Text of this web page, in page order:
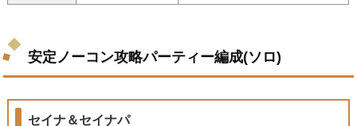
安定ノーコン攻略パーティー編成(ソロ)
セイナ＆セイナパ